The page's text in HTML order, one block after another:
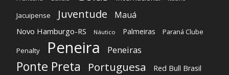
Jacuipense Juventude Mauá
Novo Hamburgo-RS Náutico Palmeiras Paraná Clube
Penalty Peneira Peneiras
Ponte Preta Portuguesa
Red Bull Brasil